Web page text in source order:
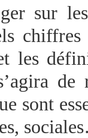
sur
les
sont